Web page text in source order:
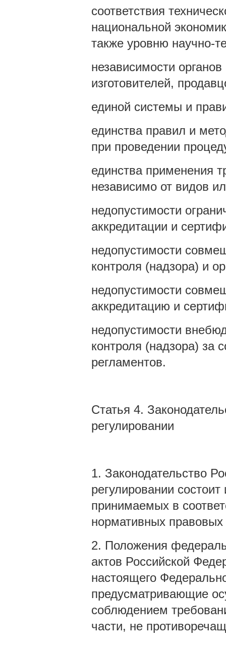
соответствия
национальной
также уровню научно-
независимости
изготовителей,
единой системы и
единства правил и
при проведении
единства применения
независимо от видов
недопустимости
аккредитации и
недопустимости
контроля (надзора) и
недопустимости
аккредитацию и
недопустимости
контроля (надзора) за
регламентов.
Статья 4.
регулировании
1. Законодательство
регулировании
принимаемых в
нормативных
2. Положения
актов Российской
настоящего
предусматривающие
соблюдением
части, не